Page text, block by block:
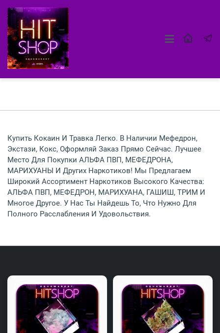
Купить Кокаин И Травка Легко. В Наличии Мефедрон,
Экстази, Кокс, Оформляй Заказ Прямо Сейчас. Лучшее
Место Для Покупки АЛЬФА ПВП, МЕФЕДРОНА,
МАРИХУАНЫ И Других Наркотиков! Мы Предлагаем
Широкий Ассортимент Наркотиков Высокого Качества:
АЛЬФА ПВП, МЕФЕДРОН, МАРИХУАНА, ГАШИШ, ТРИМ И
Многое Другое. У Нас Ты Найдешь То, Что Нужно Для
Полного Расслабления И Удовольствия.